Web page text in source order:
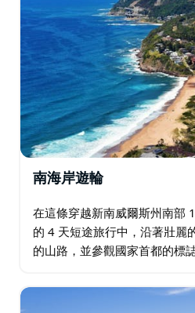
南海岸遊輪
在這條穿越新南威爾斯州南部
的 4 天短途旅行中，沿著壯麗
的山路，並參觀國家首都的標誌